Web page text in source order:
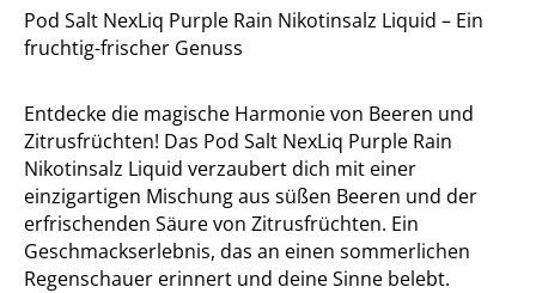
Pod Salt NexLiq Purple Rain Nikotinsalz Liquid – Ein
fruchtig-frischer Genuss
Entdecke die magische Harmonie von Beeren und
Zitrusfrüchten! Das Pod Salt NexLiq Purple Rain
Nikotinsalz Liquid verzaubert dich mit einer
einzigartigen Mischung aus süßen Beeren und der
erfrischenden Säure von Zitrusfrüchten. Ein
Geschmackserlebnis, das an einen sommerlichen
Regenschauer erinnert und deine Sinne belebt.